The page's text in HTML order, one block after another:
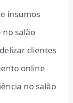
insumos
no salão
clientes
online
no salão